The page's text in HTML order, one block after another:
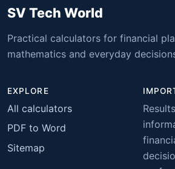
SV Tech World
Practical calculators for financial
mathematics and everyday
EXPLORE
All calculators
PDF to Word
Sitemap